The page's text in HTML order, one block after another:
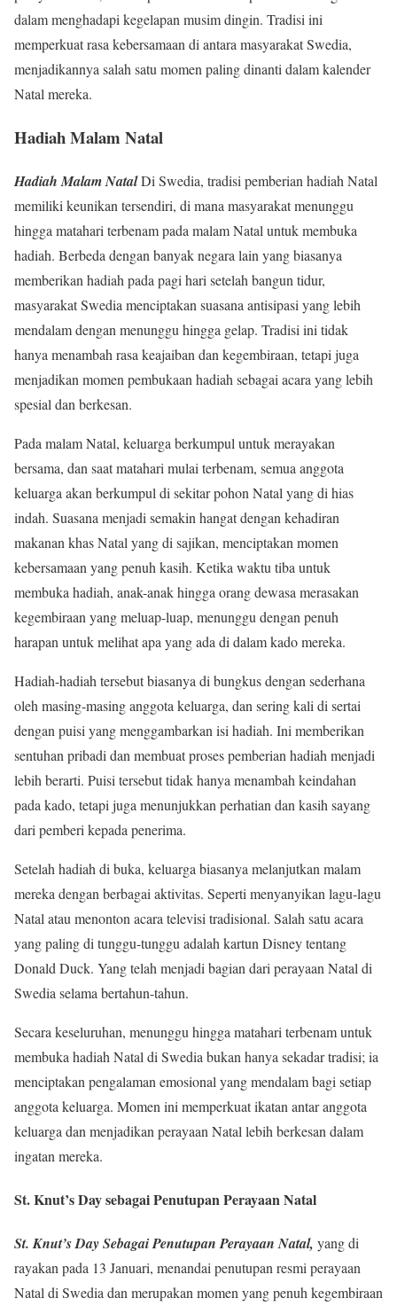
dalam menghadapi kegelapan musim dingin. Tradisi ini
memperkuat rasa kebersamaan di antara masyarakat Swedia,
menjadikannya salah satu momen paling dinanti dalam kalender
Natal mereka.
Hadiah Malam Natal
Hadiah Malam NatalDi Swedia, tradisi pemberian hadiah Natal
memiliki keunikan tersendiri, di mana masyarakat menunggu
hingga matahari terbenam pada malam Natal untuk membuka
hadiah. Berbeda dengan banyak negara lain yang biasanya
memberikan hadiah pada pagi hari setelah bangun tidur,
masyarakat Swedia menciptakan suasana antisipasi yang lebih
mendalam dengan menunggu hingga gelap. Tradisi ini tidak
hanya menambah rasa keajaiban dan kegembiraan, tetapi juga
menjadikan momen pembukaan hadiah sebagai acara yang lebih
spesial dan berkesan.
Pada malam Natal, keluarga berkumpul untuk merayakan
bersama, dan saat matahari mulai terbenam, semua anggota
keluarga akan berkumpul di sekitar pohon Natal yang di hias
indah. Suasana menjadi semakin hangat dengan kehadiran
makanan khas Natal yang di sajikan, menciptakan momen
kebersamaan yang penuh kasih. Ketika waktu tiba untuk
membuka hadiah, anak-anak hingga orang dewasa merasakan
kegembiraan yang meluap-luap, menunggu dengan penuh
harapan untuk melihat apa yang ada di dalam kado mereka.
Hadiah-hadiah tersebut biasanya di bungkus dengan sederhana
oleh masing-masing anggota keluarga, dan sering kali di sertai
dengan puisi yang menggambarkan isi hadiah. Ini memberikan
sentuhan pribadi dan membuat proses pemberian hadiah menjadi
lebih berarti. Puisi tersebut tidak hanya menambah keindahan
pada kado, tetapi juga menunjukkan perhatian dan kasih sayang
dari pemberi kepada penerima.
Setelah hadiah di buka, keluarga biasanya melanjutkan malam
mereka dengan berbagai aktivitas. Seperti menyanyikan lagu-lagu
Natal atau menonton acara televisi tradisional. Salah satu acara
yang paling di tunggu-tunggu adalah kartun Disney tentang
Donald Duck. Yang telah menjadi bagian dari perayaan Natal di
Swedia selama bertahun-tahun.
Secara keseluruhan, menunggu hingga matahari terbenam untuk
membuka hadiah Natal di Swedia bukan hanya sekadar tradisi; ia
menciptakan pengalaman emosional yang mendalam bagi setiap
anggota keluarga. Momen ini memperkuat ikatan antar anggota
keluarga dan menjadikan perayaan Natal lebih berkesan dalam
ingatan mereka.
St. Knut’s Day sebagai Penutupan Perayaan Natal
St. Knut’s Day Sebagai Penutupan Perayaan Natal, yang di
rayakan pada 13 Januari, menandai penutupan resmi perayaan
Natal di Swedia dan merupakan momen yang penuh kegembiraan